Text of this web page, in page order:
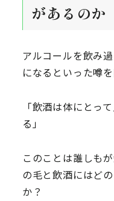
があるのか
アルコールを飲み
になるといった噂
「飲酒は体にとっ
る」
このことは誰しも
の毛と飲酒にはど
か？